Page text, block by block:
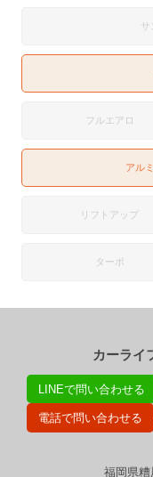
フルエアロ
アル
リフトアップ
ターボ
カーライ
LINEで問い合わせる
電話で問い合わせる
福岡県糟